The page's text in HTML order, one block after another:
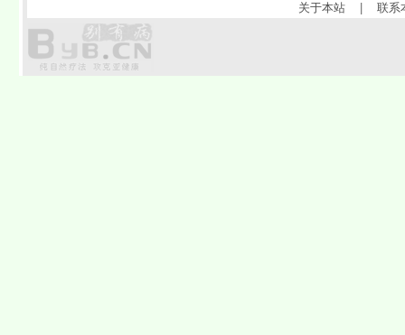
关于本站 |联系